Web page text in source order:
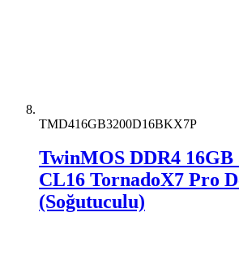
TMD416GB3200D16BKX7P
TwinMOS DDR4 16GB
CL16 TornadoX7 Pro
(Soğutuculu)